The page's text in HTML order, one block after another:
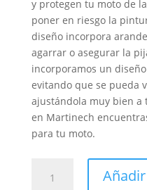
y protegen tu moto de
poner en riesgo la
diseño incorpora
agarrar o asegurar la
incorporamos un
evitando que se pueda
ajustándola muy bien a
en Martinech
para tu moto.
Carpa